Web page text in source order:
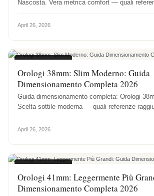
Nascosta. Vera metrica comfort — quali
April 26, 2026
Orologi 38mm: Slim Moderno: Guida
Dimensionamento Completa 2026
Guida dimensionamento completa: Orologi
Scelta sottile moderna — quali referenze
April 26, 2026
Orologi 41mm: Leggermente Più
Dimensionamento Completa 2026